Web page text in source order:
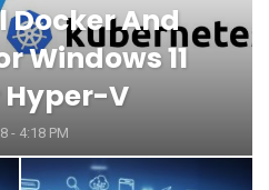
Docker And
Windows 11
Hyper-V
- 4:18 PM